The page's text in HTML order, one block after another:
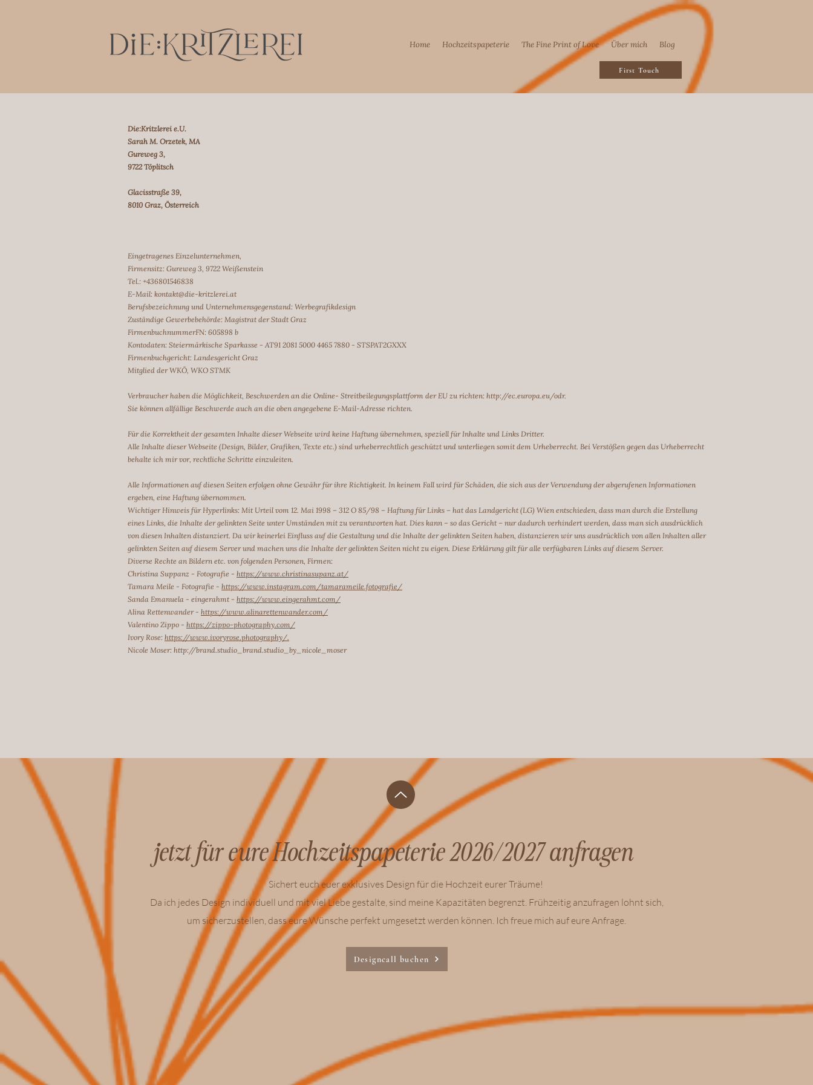
Home Hochzeitspapeterie The Fine Print of Love Über mich Blog
First Touch
Die:Kritzlerei e.U.
Sarah M. Orzetek, MA
Gureweg 3,
9722 Töplitsch
Glacisstraße 39,
8010 Graz, Österreich
Eingetragenes Einzelunternehmen,
Firmensitz: Gureweg 3, 9722 Weißenstein
Tel.: +436801546838
E-Mail: kontakt@die-kritzlerei.at
Berufsbezeichnung und Unternehmensgegenstand: Werbegrafikdesign
Zuständige Gewerbebehörde: Magistrat der Stadt Graz
FirmenbuchnummerFN: 605898 b
Kontodaten: Steiermärkische Sparkasse - AT91 2081 5000 4465 7880 - STSPAT2GXXX
Firmenbuchgericht: Landesgericht Graz
Mitglied der WKÖ, WKO STMK
Verbraucher haben die Möglichkeit, Beschwerden an die Online- Streitbeilegungsplattform der EU zu richten: http://ec.europa.eu/odr.
Sie können allfällige Beschwerde auch an die oben angegebene E-Mail-Adresse richten.
Für die Korrektheit der gesamten Inhalte dieser Webseite wird keine Haftung übernehmen, speziell für Inhalte und Links Dritter.
Alle Inhalte dieser Webseite (Design, Bilder, Grafiken, Texte etc.) sind urheberrechtlich geschützt und unterliegen somit dem Urheberrecht. Bei Verstößen gegen das Urheberrecht
behalte ich mir vor, rechtliche Schritte einzuleiten.
Alle Informationen auf diesen Seiten erfolgen ohne Gewähr für ihre Richtigkeit. In keinem Fall wird für Schäden, die sich aus der Verwendung der abgerufenen Informationen
ergeben, eine Haftung übernommen.
Wichtiger Hinweis für Hyperlinks: Mit Urteil vom 12. Mai 1998 – 312 O 85/98 – Haftung für Links – hat das Landgericht (LG) Wien entschieden, dass man durch die Erstellung
eines Links, die Inhalte der gelinkten Seite unter Umständen mit zu verantworten hat. Dies kann – so das Gericht – nur dadurch verhindert werden, dass man sich ausdrücklich
von diesen Inhalten distanziert. Da wir keinerlei Einfluss auf die Gestaltung und die Inhalte der gelinkten Seiten haben, distanzieren wir uns ausdrücklich von allen Inhalten aller
gelinkten Seiten auf diesem Server und machen uns die Inhalte der gelinkten Seiten nicht zu eigen. Diese Erklärung gilt für alle verfügbaren Links auf diesem Server.
Diverse Rechte an Bildern etc. von folgenden Personen, Firmen:
Christina Suppanz - Fotografie - https://www.christinasupanz.at/
Tamara Meile - Fotografie - https://www.instagram.com/tamarameile.fotografie/
Sanda Emanuela - eingerahmt - https://www.eingerahmt.com/
Alina Rettenwander - https://www.alinarettenwander.com/
Valentino Zippo - https://zippo-photography.com/
Ivory Rose: https://www.ivoryrose.photography/.
Nicole Moser: http://brand.studio_brand.studio_by_nicole_moser
jetzt für eure Hochzeitspapeterie 2026/2027 anfragen
​Sichert euch euer exklusives Design für die Hochzeit eurer Träume!
Da ich jedes Design individuell und mit viel Liebe gestalte, sind meine Kapazitäten begrenzt. Frühzeitig anzufragen lohnt sich,
um sicherzustellen, dass eure Wünsche perfekt umgesetzt werden können. Ich freue mich auf eure Anfrage.
Designcall buchen